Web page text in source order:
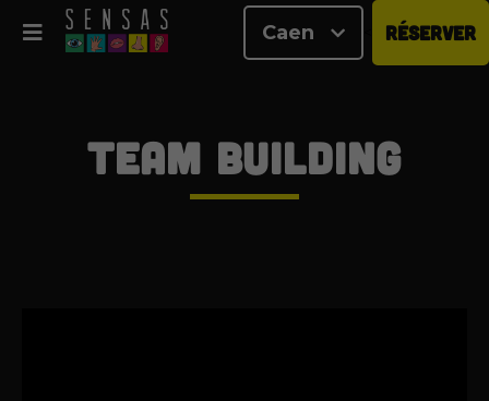
Caen RÉSERVER
Team building